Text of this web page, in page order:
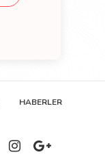
HABERLER